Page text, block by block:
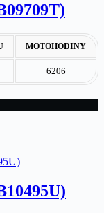
MOTOHODINY
6206